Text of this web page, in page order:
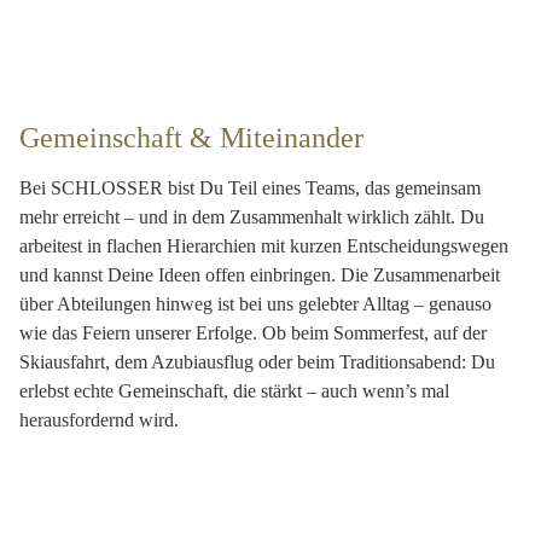
Gemeinschaft & Miteinander
Bei SCHLOSSER bist Du Teil eines Teams, das gemeinsam
mehr erreicht – und in dem Zusammenhalt wirklich zählt. Du
arbeitest in flachen Hierarchien mit kurzen Entscheidungswegen
und kannst Deine Ideen offen einbringen. Die Zusammenarbeit
über Abteilungen hinweg ist bei uns gelebter Alltag – genauso
wie das Feiern unserer Erfolge. Ob beim Sommerfest, auf der
Skiausfahrt, dem Azubiausflug oder beim Traditionsabend: Du
erlebst echte Gemeinschaft, die stärkt – auch wenn’s mal
herausfordernd wird.